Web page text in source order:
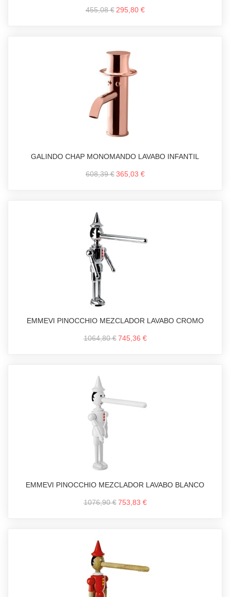
455,08 € 295,80 €
GALINDO CHAP MONOMANDO LAVABO INFANTIL
608,39 € 365,03 €
EMMEVI PINOCCHIO MEZCLADOR LAVABO CROMO
1064,80 € 745,36 €
EMMEVI PINOCCHIO MEZCLADOR LAVABO BLANCO
1076,90 € 753,83 €